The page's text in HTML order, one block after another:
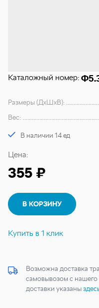
Каталожный номер:
Размеры (ДхШхВ):
Вес:
В наличии 14 ед
Цена:
355 ₽
В КОРЗИНУ
Купить в 1 клик
Возможна доставка
самовывозом с
доставки указаны